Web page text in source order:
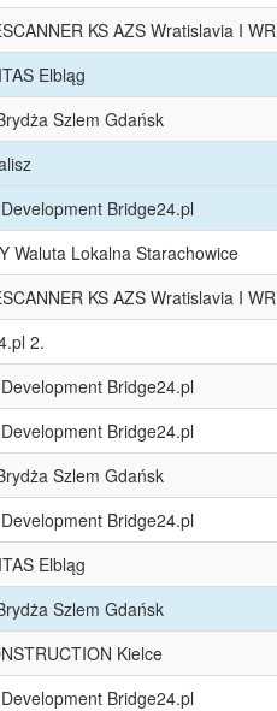
KS AZS Wratislavia I WR
Elbląg
Szlem Gdańsk
Bridge24.pl
Waluta Lokalna Starachowice
KS AZS Wratislavia I WR
2.
Bridge24.pl
Bridge24.pl
Szlem Gdańsk
Bridge24.pl
Elbląg
Szlem Gdańsk
Kielce
Bridge24.pl